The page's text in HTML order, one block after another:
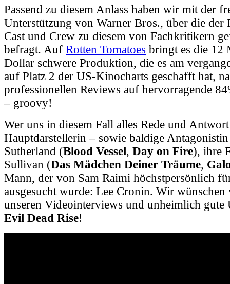
Passend zu diesem Anlass haben wir mit der
Unterstützung von Warner Bros., über die der
Cast und Crew zu diesem von Fachkritikern
befragt. Auf Rotten Tomatoes bringt es die 12
Dollar schwere Produktion, die es am
auf Platz 2 der US-Kinocharts geschafft hat,
professionellen Reviews auf hervorragende
– groovy!
Wer uns in diesem Fall alles Rede und
Hauptdarstellerin – sowie baldige
Sutherland (Blood Vessel, Day on Fire), ihre
Sullivan (Das Mädchen Deiner Träume,
Mann, der von Sam Raimi höchstpersönlich
ausgesucht wurde: Lee Cronin. Wir wünschen
unseren Videointerviews und unheimlich gute
Evil Dead Rise!